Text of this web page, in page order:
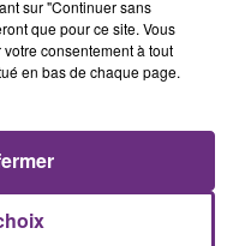
DE CHOOZ
sur "Continuer sans
que pour ce site. Vous
consentement à tout
en bas de chaque page.